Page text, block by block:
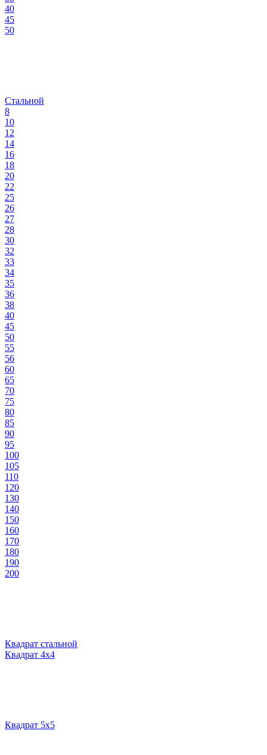
40
45
50
Стальной
8
10
12
14
16
18
20
22
25
26
27
28
30
32
33
34
35
36
38
40
45
50
55
56
60
65
70
75
80
85
90
95
100
105
110
120
130
140
150
160
170
180
190
200
Квадрат стальной
Квадрат 4х4
Квадрат 5х5